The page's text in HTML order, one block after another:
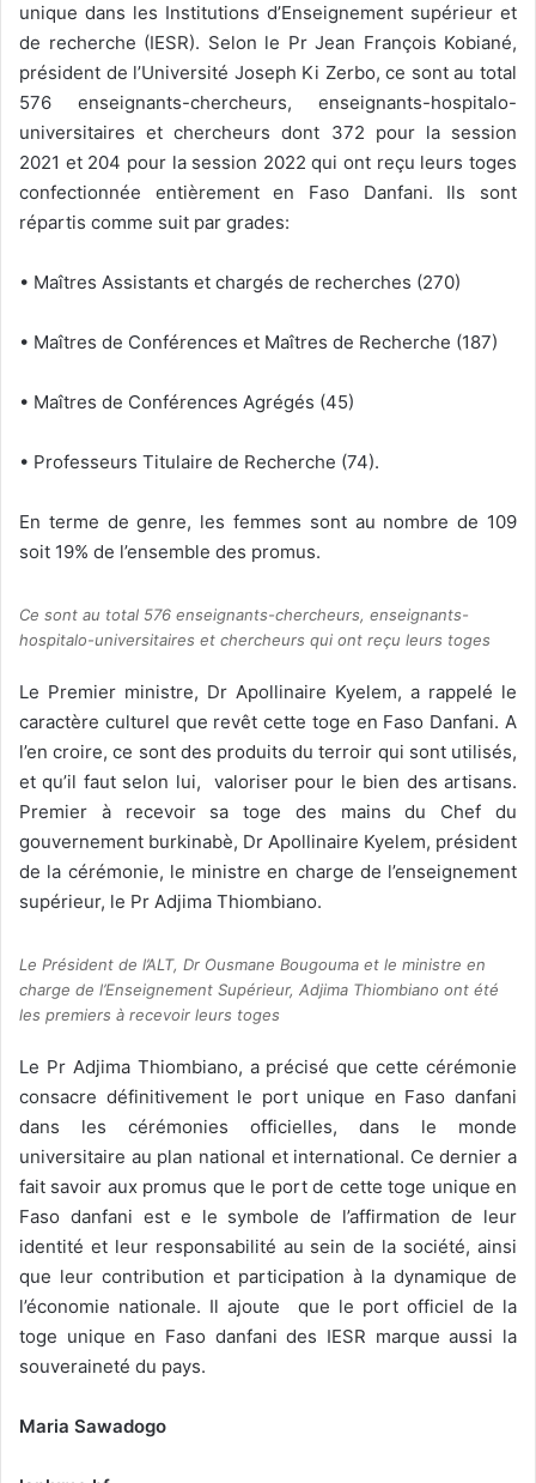
unique dans les Institutions d’Enseignement supérieur et
de recherche (IESR). Selon le Pr Jean François Kobiané,
président de l’Université Joseph Ki Zerbo, ce sont au total
576 enseignants-chercheurs, enseignants-hospitalo-
universitaires et chercheurs dont 372 pour la session
2021 et 204 pour la session 2022 qui ont reçu leurs toges
confectionnée entièrement en Faso Danfani. Ils sont
répartis comme suit par grades:
• Maîtres Assistants et chargés de recherches (270)
• Maîtres de Conférences et Maîtres de Recherche (187)
• Maîtres de Conférences Agrégés (45)
• Professeurs Titulaire de Recherche (74).
En terme de genre, les femmes sont au nombre de 109
soit 19% de l’ensemble des promus.
Ce sont au total 576 enseignants-chercheurs, enseignants-
hospitalo-universitaires et chercheurs qui ont reçu leurs toges
Le Premier ministre, Dr Apollinaire Kyelem, a rappelé le
caractère culturel que revêt cette toge en Faso Danfani. A
l’en croire, ce sont des produits du terroir qui sont utilisés,
et qu’il faut selon lui, valoriser pour le bien des artisans.
Premier à recevoir sa toge des mains du Chef du
gouvernement burkinabè, Dr Apollinaire Kyelem, président
de la cérémonie, le ministre en charge de l’enseignement
supérieur, le Pr Adjima Thiombiano.
Le Président de l’ALT, Dr Ousmane Bougouma et le ministre en
charge de l’Enseignement Supérieur, Adjima Thiombiano ont été
les premiers à recevoir leurs toges
Le Pr Adjima Thiombiano, a précisé que cette cérémonie
consacre définitivement le port unique en Faso danfani
dans les cérémonies officielles, dans le monde
universitaire au plan national et international. Ce dernier a
fait savoir aux promus que le port de cette toge unique en
Faso danfani est e le symbole de l’affirmation de leur
identité et leur responsabilité au sein de la société, ainsi
que leur contribution et participation à la dynamique de
l’économie nationale. Il ajoute que le port officiel de la
toge unique en Faso danfani des IESR marque aussi la
souveraineté du pays.
Maria Sawadogo